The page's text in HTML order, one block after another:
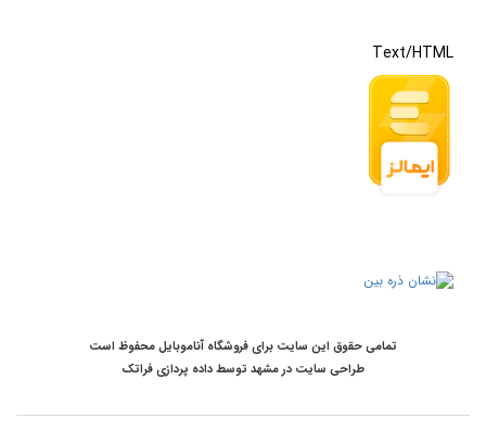
Text/HTML
تمامی حقوق این سایت برای فروشگاه آناموبایل محفوظ است
طراحی سایت در مشهد توسطداده پردازی فراتک